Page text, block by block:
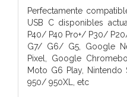
Perfectamente
USB C disponibles
P40/ P40 Pro+/ P30/
G7/ G6/ G5, Google
Pixel, Google
Moto G6 Play, Nintendo
950/ 950XL, etc